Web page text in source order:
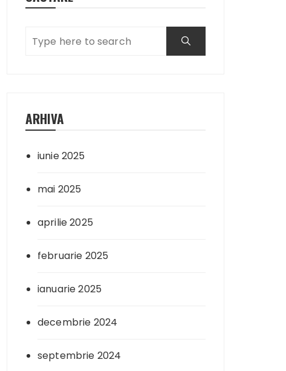
ARHIVA
iunie 2025
mai 2025
aprilie 2025
februarie 2025
ianuarie 2025
decembrie 2024
septembrie 2024